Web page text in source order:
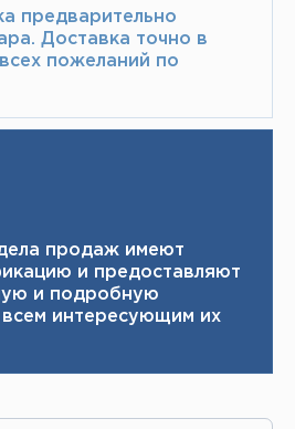
предварительно
Доставка точно в
пожеланий по
продаж имеют
и ​ предоставляют
и подробную
интересующим их